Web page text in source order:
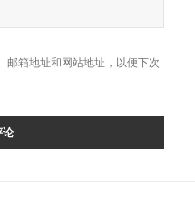
邮箱地址和网站地址，以便下次